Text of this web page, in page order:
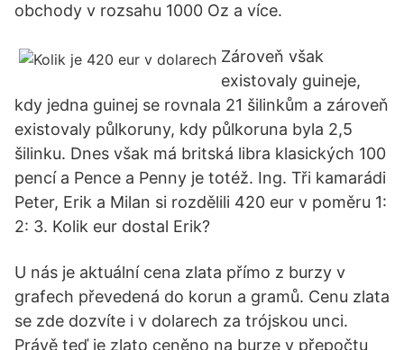
obchody v rozsahu 1000 Oz a více.
Zároveň však
existovaly guineje,
kdy jedna guinej se rovnala 21 šilinkům a zároveň
existovaly půlkoruny, kdy půlkoruna byla 2,5
šilinku. Dnes však má britská libra klasických 100
pencí a Pence a Penny je totéž. Ing. Tři kamarádi
Peter, Erik a Milan si rozdělili 420 eur v poměru 1:
2: 3. Kolik eur dostal Erik?
U nás je aktuální cena zlata přímo z burzy v
grafech převedená do korun a gramů. Cenu zlata
se zde dozvíte i v dolarech za trójskou unci.
Právě teď je zlato ceněno na burze v přepočtu